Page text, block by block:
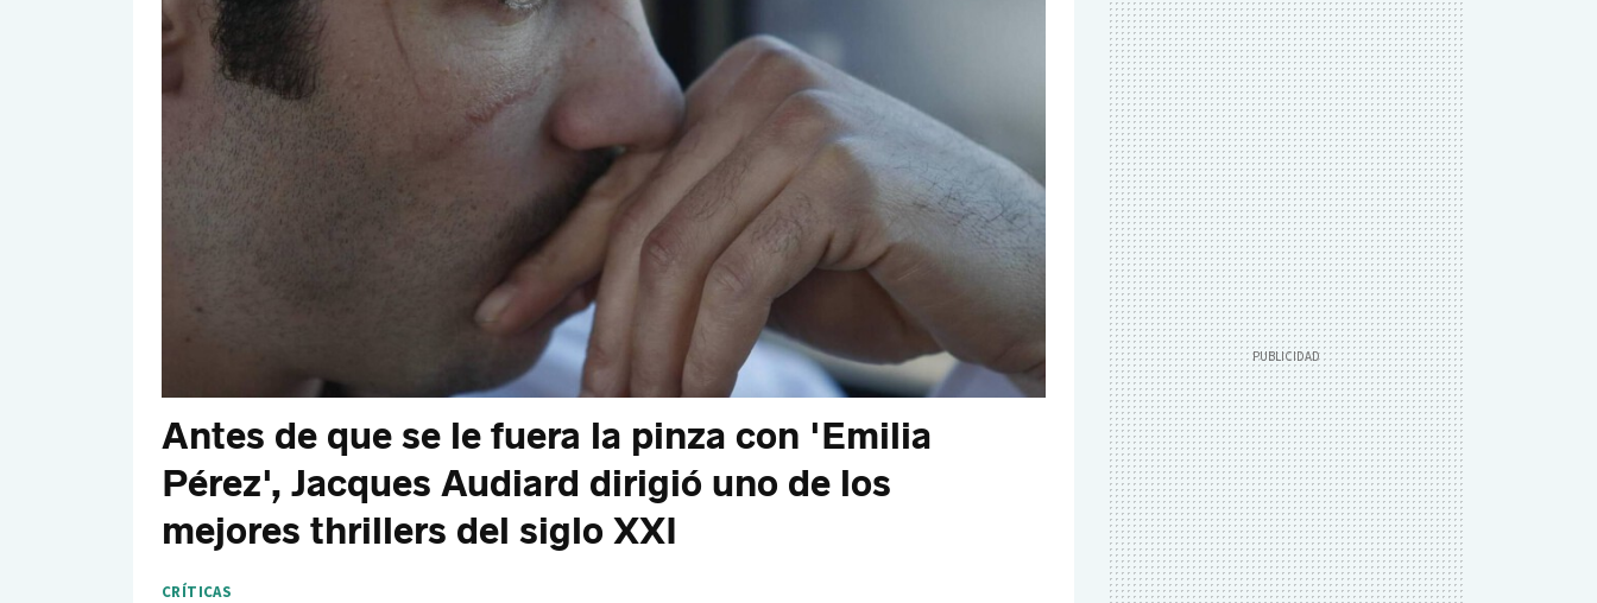
Antes de que se le fuera la pinza con 'Emilia
Pérez', Jacques Audiard dirigió uno de los
mejores thrillers del siglo XXI
CRÍTICAS